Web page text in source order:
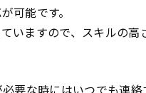
可能です。
いますので、スキルの高
要な時にはいつでも連